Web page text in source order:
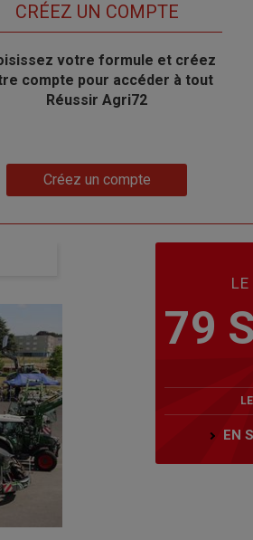
CRÉEZ UN COMPTE
votre formule et créez
compte pour accéder à tout
Réussir Agri72
Créez un compte
LE
79
EN